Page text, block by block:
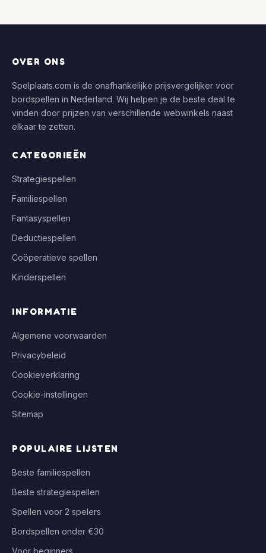
OVER ONS
Spelplaats.com is de onafhankelijke prijsvergelijker voor
bordspellen in Nederland. Wij helpen je de beste deal te
vinden door prijzen van verschillende webwinkels naast
elkaar te zetten.
CATEGORIEËN
Strategiespellen
Familiespellen
Fantasyspellen
Deductiespellen
Coöperatieve spellen
Kinderspellen
INFORMATIE
Algemene voorwaarden
Privacybeleid
Cookieverklaring
Cookie-instellingen
Sitemap
POPULAIRE LIJSTEN
Beste familiespellen
Beste strategiespellen
Spellen voor 2 spelers
Bordspellen onder €30
Voor beginners